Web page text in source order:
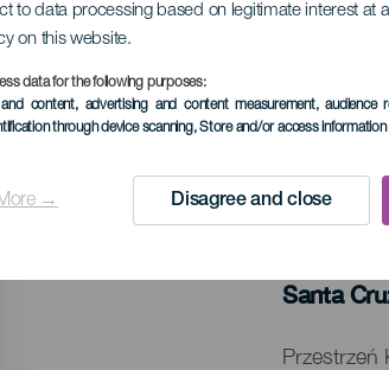
to data processing based on legitimate interest at
on this website.
data for the following purposes:
and content, advertising and content measurement, audience
through device scanning, Store and/or access information
→ Disagree and closeMINIONE
Localidad
Santa
Descripción
Przestrzeń